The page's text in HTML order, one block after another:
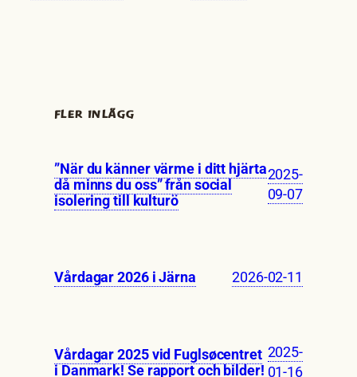
FLER INLÄGG
”När du känner värme i ditt hjärta
då minns du oss” från social
isolering till kulturö
2025-
09-07
Vårdagar 2026 i Järna 2026-02-11
Vårdagar 2025 vid Fuglsøcentret
i Danmark! Se rapport och bilder!
2025-
01-16